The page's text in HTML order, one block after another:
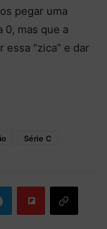
pegar uma
0, mas que a
“zica” e dar
Série C